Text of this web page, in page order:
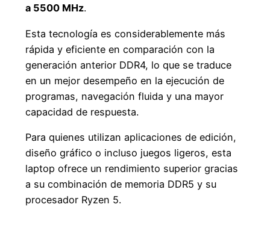
a 5500 MHz.
Esta tecnología es considerablemente más
rápida y eficiente en comparación con la
generación anterior DDR4, lo que se traduce
en un mejor desempeño en la ejecución de
programas, navegación fluida y una mayor
capacidad de respuesta.
Para quienes utilizan aplicaciones de edición,
diseño gráfico o incluso juegos ligeros, esta
laptop ofrece un rendimiento superior gracias
a su combinación de memoria DDR5 y su
procesador Ryzen 5.